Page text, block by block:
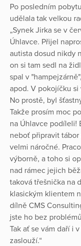
Po posledním
udělala tak velkou
„Synek Jirka se v
Úhlavce. Přijel
autista dosud nikdy
on si tam sedl na
spal v
apod. V pokojíčku
No prostě, byl
Takže prosím moc
na Úhlavce podíleli!
neboť připravit
velmi náročné.
výborně, a toho si
nad rámec jejich
taková třešnička na
klasickým klientem
dílně CMS
jste ho bez
Tak ať se vám daří i
zaslouží.“